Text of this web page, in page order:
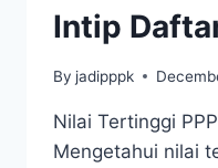
Intip
By jadipppk
Nilai Tertinggi
Mengetahui nilai